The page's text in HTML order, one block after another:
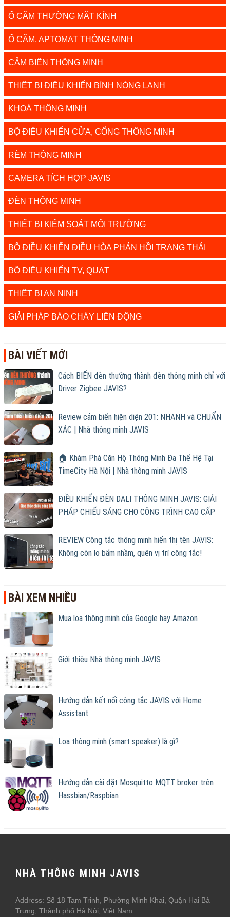
Ổ CẮM THƯỜNG MẶT KÍNH
Ổ CẮM, APTOMAT THÔNG MINH
CẢM BIẾN THÔNG MINH
THIẾT BỊ ĐIỀU KHIỂN BÌNH NÓNG LẠNH
KHOÁ THÔNG MINH
BỘ ĐIỀU KHIỂN CỬA, CỔNG THÔNG MINH
RÈM THÔNG MINH
CAMERA TÍCH HỢP JAVIS
ĐÈN THÔNG MINH
THIẾT BỊ KIỂM SOÁT MÔI TRƯỜNG
BỘ ĐIỀU KHIỂN ĐIỀU HÒA PHẢN HỒI TRẠNG THÁI
BỘ ĐIỀU KHIỂN TV, QUẠT
THIẾT BỊ AN NINH
GIẢI PHÁP BÁO CHÁY LIÊN ĐỘNG
BÀI VIẾT MỚI
Cách BIẾN đèn thường thành đèn thông minh chỉ với
Driver Zigbee JAVIS?
Review cảm biến hiện diện 201: NHANH và CHUẨN
XÁC | Nhà thông minh JAVIS
🏠 Khám Phá Căn Hộ Thông Minh Đa Thế Hệ Tại
TimeCity Hà Nội | Nhà thông minh JAVIS
ĐIỀU KHIỂN ĐÈN DALI THÔNG MINH JAVIS: GIẢI
PHÁP CHIẾU SÁNG CHO CÔNG TRÌNH CAO CẤP
REVIEW Công tắc thông minh hiển thị tên JAVIS:
Không còn lo bấm nhầm, quên vị trí công tắc!
BÀI XEM NHIỀU
Mua loa thông minh của Google hay Amazon
Giới thiệu Nhà thông minh JAVIS
Hướng dẫn kết nối công tắc JAVIS với Home
Assistant
Loa thông minh (smart speaker) là gì?
Hướng dẫn cài đặt Mosquitto MQTT broker trên
Hassbian/Raspbian
NHÀ THÔNG MINH JAVIS
Address: Số 18 Tam Trinh, Phường Minh Khai, Quận Hai Bà
Trưng, Thành phố Hà Nội, Việt Nam